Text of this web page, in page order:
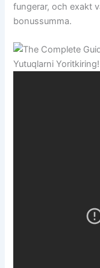
fungerar, och exakt
bonussumma.